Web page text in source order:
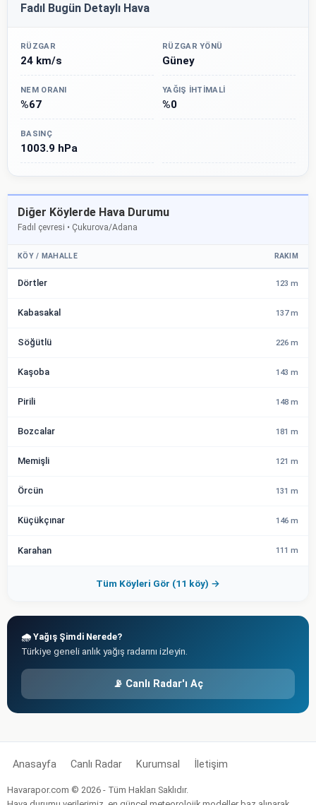
Fadıl Bugün Detaylı Hava
RÜZGAR
24 km/s
RÜZGAR YÖNÜ
Güney
NEM ORANI
%67
YAĞIŞ İHTIMALI
%0
BASINÇ
1003.9 hPa
Diğer Köylerde Hava Durumu
Fadıl çevresi • Çukurova/Adana
KÖY / MAHALLE RAKIM
Dörtler 123 m
Kabasakal 137 m
Söğütlü 226 m
Kaşoba 143 m
Pirili 148 m
Bozcalar 181 m
Memişli 121 m
Örcün 131 m
Küçükçınar 146 m
Karahan 111 m
Tüm Köyleri Gör (11 köy) →
🌧️ Yağış Şimdi Nerede?
Türkiye geneli anlık yağış radarını izleyin.
📡 Canlı Radar'ı Aç
Anasayfa Canlı Radar Kurumsal İletişim
Havarapor.com © 2026 - Tüm Hakları Saklıdır.